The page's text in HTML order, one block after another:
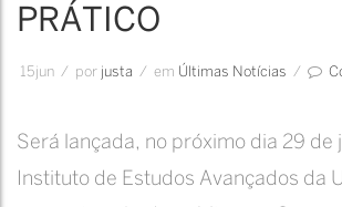
PRÁTICO
15jun / por Justa / em Últimas Notícias /
Será lançada, no próximo dia 29 de
Instituto de Estudos Avançados da